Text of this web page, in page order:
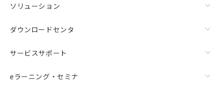
ソリューション
ダウンロードセンタ
サービスサポート
eラーニング・セミナ